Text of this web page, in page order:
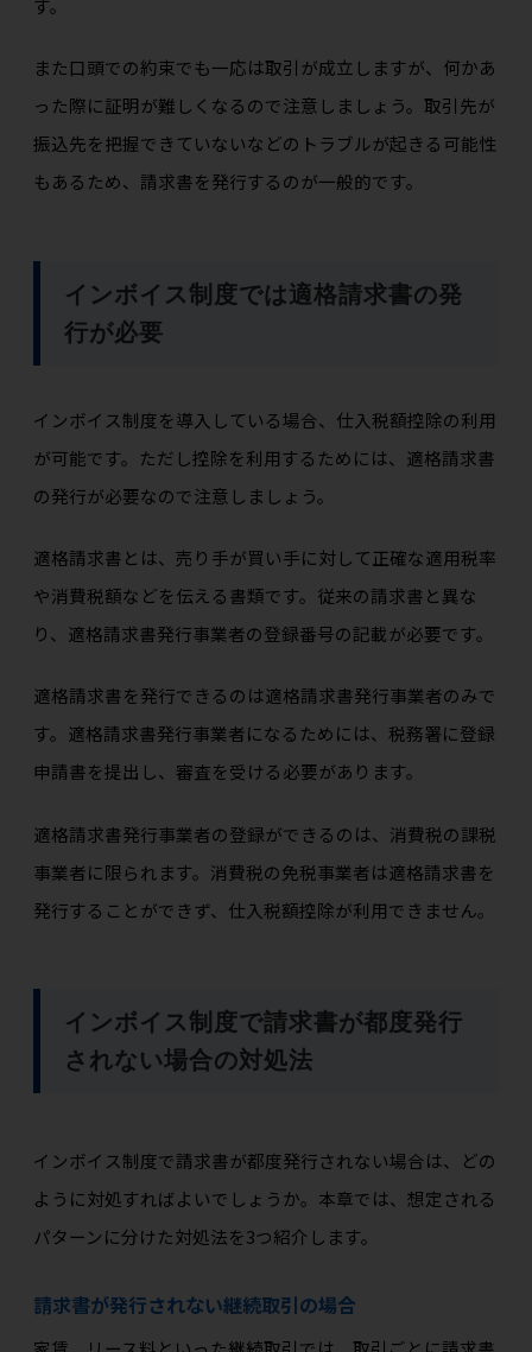
また口頭での約束でも一応は取引が成立しますが、何かあ
った際に証明が難しくなるので注意しましょう。取引先が
振込先を把握できていないなどのトラブルが起きる可能性
もあるため、請求書を発行するのが一般的です。
インボイス制度では適格請求書の発
行が必要
インボイス制度を導入している場合、仕入税額控除の利用
が可能です。ただし控除を利用するためには、適格請求書
の発行が必要なので注意しましょう。
適格請求書とは、売り手が買い手に対して正確な適用税率
や消費税額などを伝える書類です。従来の請求書と異な
り、適格請求書発行事業者の登録番号の記載が必要です。
適格請求書を発行できるのは適格請求書発行事業者のみで
す。適格請求書発行事業者になるためには、税務署に登録
申請書を提出し、審査を受ける必要があります。
適格請求書発行事業者の登録ができるのは、消費税の課税
事業者に限られます。消費税の免税事業者は適格請求書を
発行することができず、仕入税額控除が利用できません。
インボイス制度で請求書が都度発行
されない場合の対処法
インボイス制度で請求書が都度発行されない場合は、どの
ように対処すればよいでしょうか。本章では、想定される
パターンに分けた対処法を3つ紹介します。
請求書が発行されない継続取引の場合